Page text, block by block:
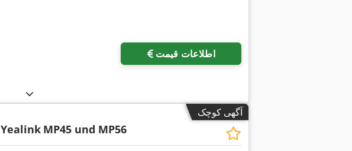
اطلاعات قیمت
آگهی کوچک
Yealink MP45 und MP56